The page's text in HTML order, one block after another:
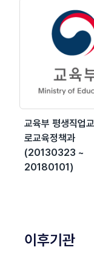
교육부 평생직업
로교육정책과
(20130323 ~
20180101)
이후기관